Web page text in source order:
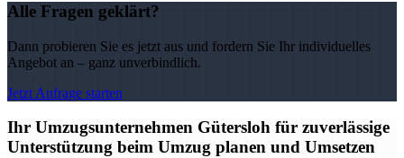
Alle Fragen geklärt?
Dann probieren Sie es jetzt aus und fordern Sie Ihr individuelles
Angebot an – ganz unverbindlich.
Jetzt Anfrage starten
Ihr Umzugsunternehmen Gütersloh für zuverlässige
Unterstützung beim Umzug planen und Umsetzen